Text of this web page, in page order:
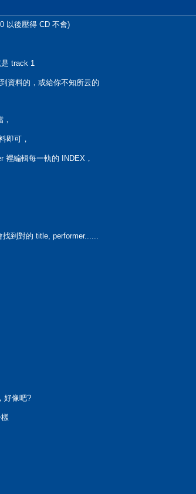
以後壓得 CD 不會)
track 1
資料的，或給你不知所云的
即可，
裡編輯每一軌的 INDEX，
到對的 title, performer......
好像吧?